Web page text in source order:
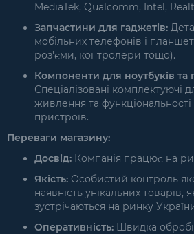
MediaTek, Qualcomm, Intel,
Запчастини для гаджетів:
мобільних телефонів і
роз'єми, контролери тощо).
Компоненти для ноутбуків та
Спеціалізовані комплектуючі
живлення та
пристроїв.
Переваги магазину:
Досвід: Компанія працює на
Якість: Особистий контроль
наявність унікальних товарів,
зустрічаються на ринку
Оперативність: Швидка